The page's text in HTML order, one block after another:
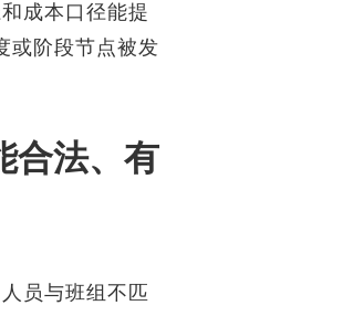
成本口径能提
或阶段节点被发
合法、有
员与班组不匹